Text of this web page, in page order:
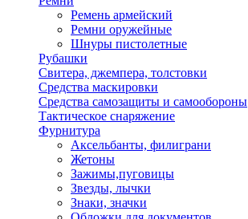
Ремень армейский
Ремни оружейные
Шнуры пистолетные
Рубашки
Свитера, джемпера, толстовки
Средства маскировки
Средства самозащиты и самообороны
Тактическое снаряжение
Фурнитура
Аксельбанты, филиграни
Жетоны
Зажимы,пуговицы
Звезды, лычки
Знаки, значки